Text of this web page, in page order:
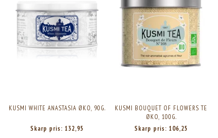
KUSMI WHITE ANASTASIA ØKO, 90G.
Skarp pris: 132,95
KUSMI BOUQUET OF FLOWERS TE
ØKO, 100G.
Skarp pris: 106,25